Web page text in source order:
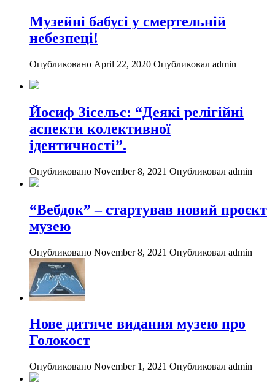
Музейні бабусі у смертельній
небезпеці!
Опубликовано April 22, 2020 Опубликовал admin
Йосиф Зісельс: “Деякі релігійні
аспекти колективної
ідентичності”.
Опубликовано November 8, 2021 Опубликовал admin
“Вебдок” – стартував новий проєкт
музею
Опубликовано November 8, 2021 Опубликовал admin
Нове дитяче видання музею про
Голокост
Опубликовано November 1, 2021 Опубликовал admin